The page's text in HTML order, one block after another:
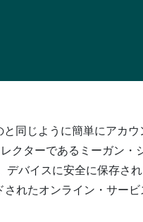
同じように簡単にアカ
クターであるミーガン
バイスに安全に保存さ
れたオンライン・サービ